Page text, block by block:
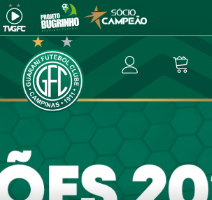
normativo 4
→ Comissão Eleitoral: Ato normativo 4